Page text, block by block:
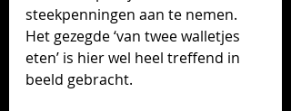
steekpenningen aan te nemen.
Het gezegde ‘van twee walletjes
eten’ is hier wel heel treffend in
beeld gebracht.